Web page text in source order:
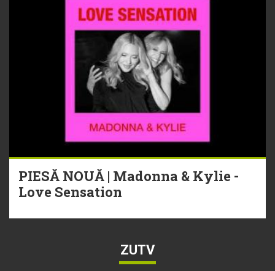
PIESĂ NOUĂ | Madonna & Kylie -
Love Sensation
ZUTV